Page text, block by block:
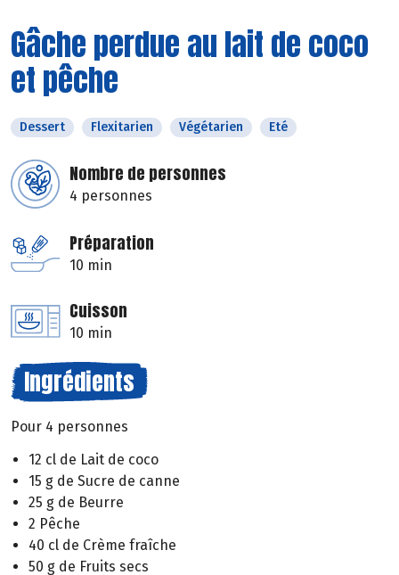
Gâche perdue au lait de coco
et pêche
Dessert Flexitarien Végétarien Eté
Nombre de personnes
4 personnes
Préparation
10 min
Cuisson
10 min
Ingrédients
Pour 4 personnes
12 cl de Lait de coco
15 g de Sucre de canne
25 g de Beurre
2 Pêche
40 cl de Crème fraîche
50 g de Fruits secs